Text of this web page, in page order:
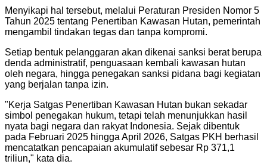
Menyikapi hal tersebut, melalui Peraturan Presiden Nomor 5
Tahun 2025 tentang Penertiban Kawasan Hutan, pemerintah
mengambil tindakan tegas dan tanpa kompromi.
Setiap bentuk pelanggaran akan dikenai sanksi berat berupa
denda administratif, penguasaan kembali kawasan hutan
oleh negara, hingga penegakan sanksi pidana bagi kegiatan
yang berjalan tanpa izin.
"Kerja Satgas Penertiban Kawasan Hutan bukan sekadar
simbol penegakan hukum, tetapi telah menunjukkan hasil
nyata bagi negara dan rakyat Indonesia. Sejak dibentuk
pada Februari 2025 hingga April 2026, Satgas PKH berhasil
mencatatkan pencapaian akumulatif sebesar Rp 371,1
triliun," kata dia.